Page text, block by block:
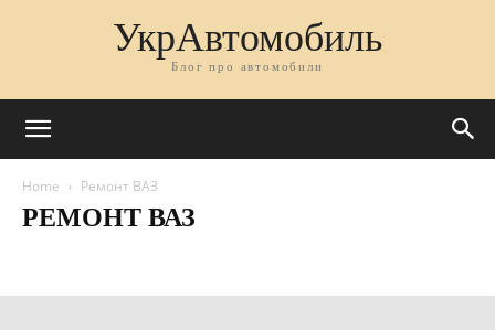
УкрАвтомобиль
Блог про автомобили
Home Ремонт ВАЗ
РЕМОНТ ВАЗ